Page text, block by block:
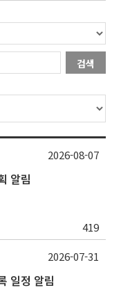
검색
알림
419
2026-08-07
일정 알림
2026-07-31